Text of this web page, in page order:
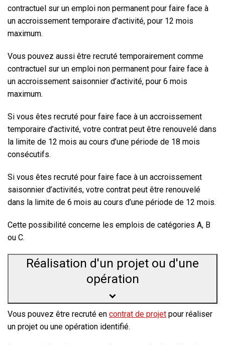
contractuel sur un emploi non permanent pour faire face à
un accroissement temporaire d’activité, pour 12 mois
maximum.
Vous pouvez aussi être recruté temporairement comme
contractuel sur un emploi non permanent pour faire face à
un accroissement saisonnier d’activité, pour 6 mois
maximum.
Si vous êtes recruté pour faire face à un accroissement
temporaire d’activité, votre contrat peut être renouvelé dans
la limite de 12 mois au cours d’une période de 18 mois
consécutifs.
Si vous êtes recruté pour faire face à un accroissement
saisonnier d’activités, votre contrat peut être renouvelé
dans la limite de 6 mois au cours d’une période de 12 mois.
Cette possibilité concerne les emplois de catégories A, B
ou C.
Réalisation d'un projet ou d'une
opération
Vous pouvez être recruté en contrat de projet pour réaliser
un projet ou une opération identifié.